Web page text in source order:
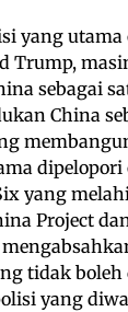
yang
Trump,
sebagai
China
dipelopori
yang
Project
tidak
yang